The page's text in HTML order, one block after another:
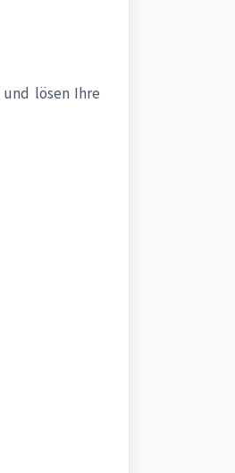
und lösen Ihre